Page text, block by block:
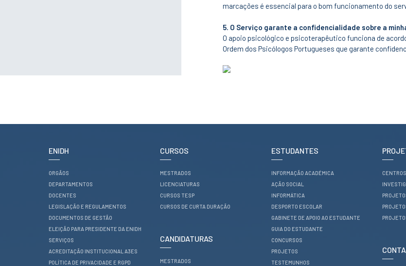
Erasmus
Desporto Escolar
Testemunhos
BIBLIOTECA
marcações é essencial para o bom funcionamento do
5. O Serviço garante a confidencialidade sobre a
O apoio psicológico e psicoterapêutico funciona de
Ordem dos Psicólogos Portugueses que garante
ENIDH
ORGÃOS
DEPARTAMENTOS
DOCENTES
LEGISLAÇÃO E REGULAMENTOS
DOCUMENTOS DE GESTÃO
ELEIÇÃO PARA PRESIDENTE DA ENIDH
SERVIÇOS
ACREDITAÇÃO INSTITUCIONAL A3ES
POLÍTICA DE PRIVACIDADE E RGPD
CURSOS
MESTRADOS
LICENCIATURAS
CURSOS TESP
CURSOS DE CURTA DURAÇÃO
CANDIDATURAS
MESTRADOS
ESTUDANTES
INFORMAÇÃO ACADÉMICA
AÇÃO SOCIAL
INFORMÁTICA
DESPORTO ESCOLAR
GABINETE DE APOIO AO ESTUDANTE
GUIA DO ESTUDANTE
CONCURSOS
PROJETOS
TESTEMUNHOS